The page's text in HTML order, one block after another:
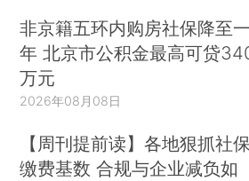
非京籍五环内购房社保降至一
年 北京市公积金最高可贷
万元
2026年08月08日
【周刊提前读】各地狠抓社保
缴费基数 合规与企业减负如